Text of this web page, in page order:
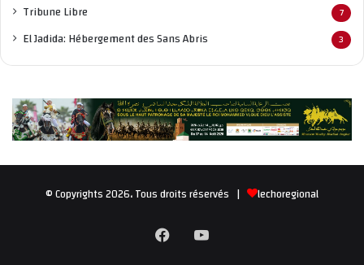
Tribune Libre 7
El Jadida: Hébergement des Sans Abris 3
© Copyrights 2026، Tous droits réservés | lechoregional
Facebook